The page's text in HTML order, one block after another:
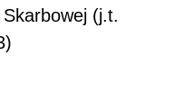
(j.t.